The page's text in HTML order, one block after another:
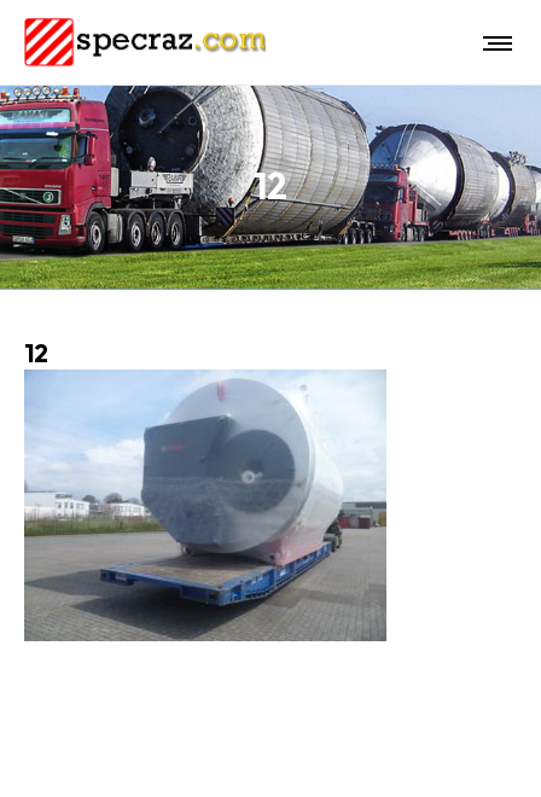
12
12